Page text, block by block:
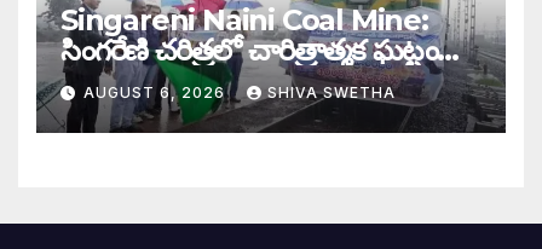
Singareni Naini Coal Mine:
సింగరేణి చరిత్రలో చారిత్రాత్మక ఘట్టం…
AUGUST 6, 2026 SHIVA SWETHA